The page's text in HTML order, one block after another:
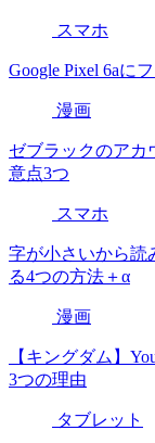
スマホ
Google Pixel 6aに
漫画
ゼブラックのアカ
意点3つ
スマホ
字が小さいから読
る4つの方法＋α
漫画
【キングダム】
3つの理由
タブレット